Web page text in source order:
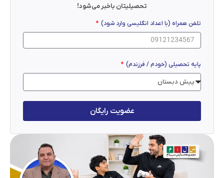
تحصیلیتان باخبر می‌شود!
تلفن همراه (با اعداد انگلیسی وارد شود)
پایه تحصیلی (خودم / فرزندم)
عضویت رایگان